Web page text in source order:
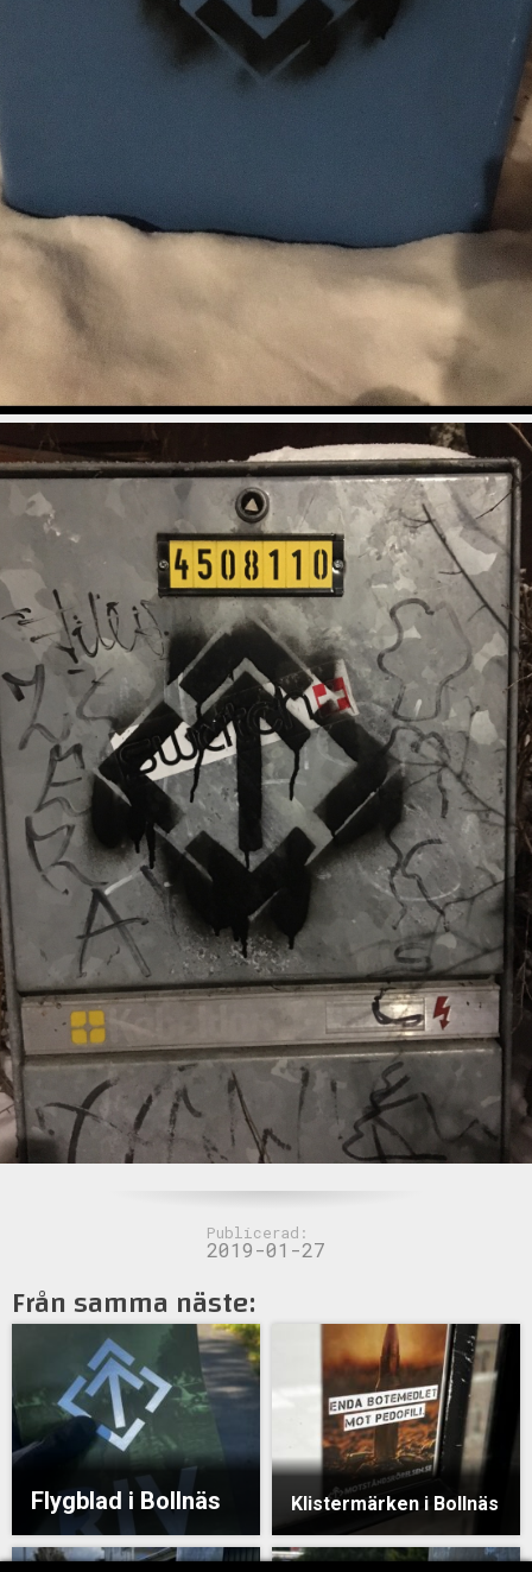
Publicerad:
2019-01-27
Från samma näste:
Flygblad i Bollnäs Klistermärken i Bollnäs